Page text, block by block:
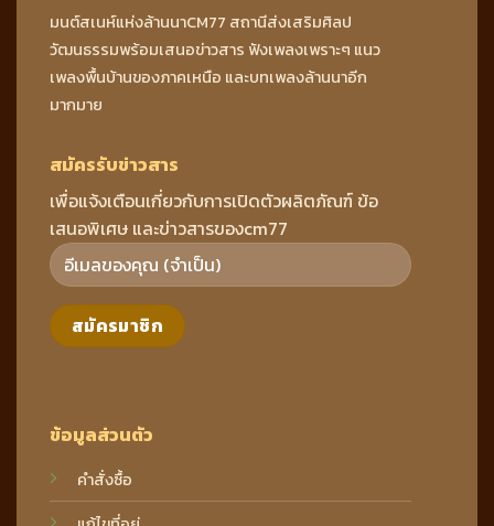
มนต์สเนห์แห่งล้านนาCM77 สถานีส่งเสริมศิลป
วัฒนธรรมพร้อมเสนอข่าวสาร ฟังเพลงเพราะๆ แนว
เพลงพื้นบ้านของภาคเหนือ และบทเพลงล้านนาอีก
มากมาย
ข้อมูลส่วนตัว
คำสั่งซื้อ
สมัครรับข่าวสาร
เพื่อแจ้งเตือนเกี่ยวกับการเปิดตัวผลิตภัณฑ์ ข้อ
เสนอพิเศษ และข่าวสารของcm77